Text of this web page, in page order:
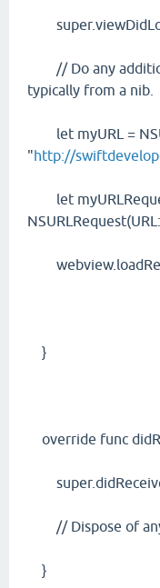
// Do any
typically from a
let myURL =
"http://
let
}
override func
// Dispose of any
}